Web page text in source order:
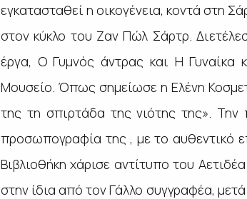
εγκατασταθεί η οικογένεια, κοντά στη
στον κύκλο του Ζαν Πώλ Σάρτρ.
έργα, Ο Γυμνός άντρας και Η Γυναίκα
Μουσείο. Όπως σημείωσε η Ελένη
της τη σπιρτάδα της νιότης της». Την
προσωπογραφία της , με το αυθεντικό
Βιβλιοθήκη χάρισε αντίτυπο του
στην ίδια από τον Γάλλο συγγραφέα,